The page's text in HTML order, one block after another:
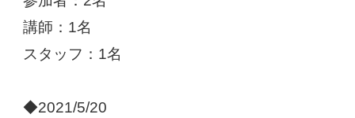
講師：1名
スタッフ：1名
◆2021/5/20